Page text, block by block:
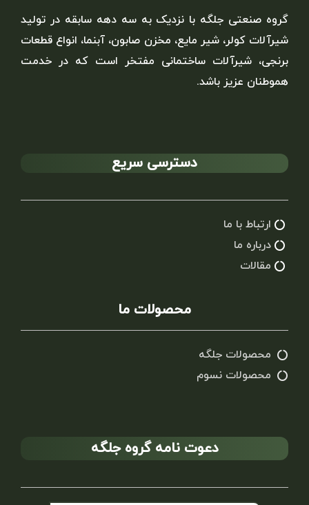
گروه صنعتی جلگه با نزدیک به سه دهه سابقه در تولید
شیرآلات کولر، شیر مایع، مخزن صابون، آبنما، انواع قطعات
برنجی، شیرآلات ساختمانی مفتخر است که در خدمت
هموطنان عزیز باشد.
دسترسی سریع
ارتباط با ما
درباره ما
مقالات
محصولات ما
محصولات جلگه
محصولات نسوم
دعوت نامه گروه جلگه